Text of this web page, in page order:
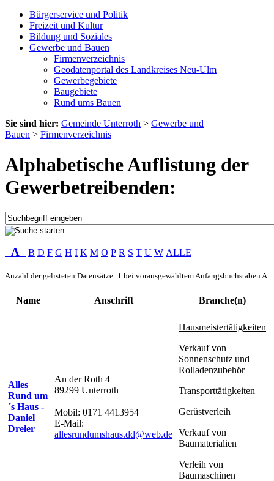
Bürgerservice und Politik
Freizeit und Kultur
Bildung und Soziales
Gewerbe und Bauen
Firmenverzeichnis
Geodatenportal des Landkreises Neu-Ulm
Gewerbegebiete
Baugebiete
Rund ums Bauen
Sie sind hier: Gemeinde Unterroth > Gewerbe und
Bauen > Firmenverzeichnis
Alphabetische Auflistung der
Gewerbetreibenden:
A B D F G H I K M O P R S T U W ALLE
Anzahl der gelisteten Datensätze: 1 bei vorausgewähltem Anfangsbuchstaben A
Name Anschrift Branche(n)
Alles
Rund um
´s Haus -
Daniel
Dreier
An der Roth 4
89299 Unterroth
Mobil: 0171 4413954
E-Mail:
allesrundumshaus.dd@web.de
Hausmeistertätigkeiten
Verkauf von
Sonnenschutz und
Rolladenzubehör
Transporttätigkeiten
Gerüstverleih
Verkauf von
Baumaterialien
Verleih von
Baumaschinen